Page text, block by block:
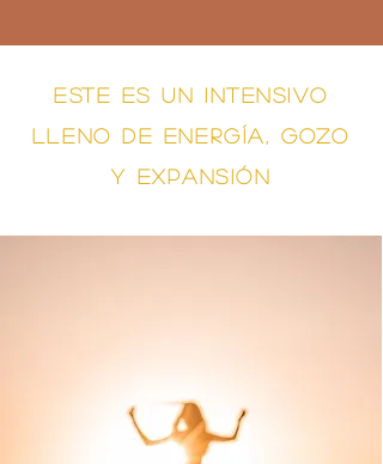
Este es un intensivo
lleno de energía, Gozo
y EXPANSIÓN